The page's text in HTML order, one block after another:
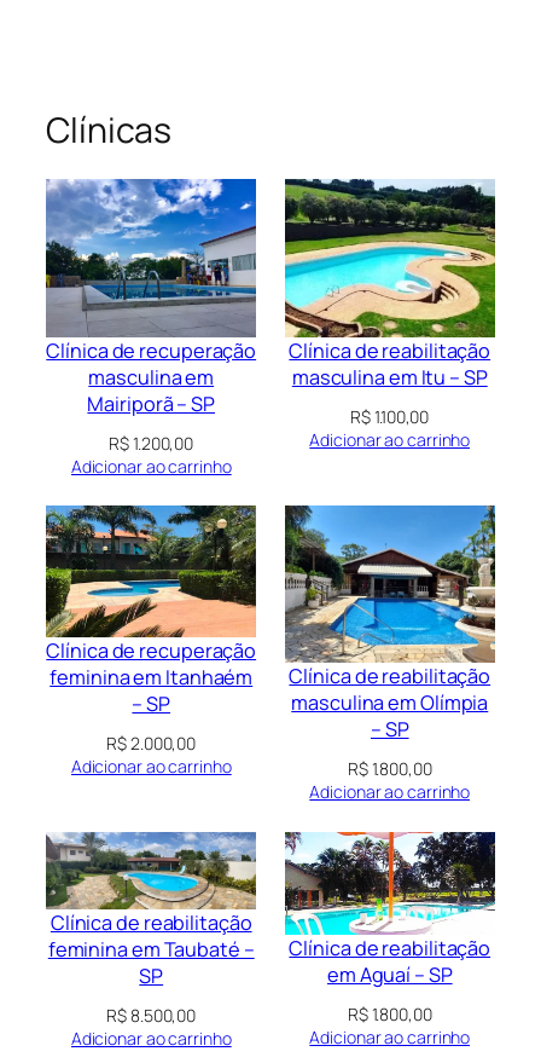
Clínicas
Clínica de recuperação
masculina em
Mairiporã – SP
R$1.200,00
Adicionar ao carrinho
Clínica de reabilitação
masculina em Itu – SP
R$1.100,00
Adicionar ao carrinho
Clínica de recuperação
feminina em Itanhaém
– SP
R$2.000,00
Adicionar ao carrinho
Clínica de reabilitação
masculina em Olímpia
– SP
R$1.800,00
Adicionar ao carrinho
Clínica de reabilitação
feminina em Taubaté –
SP
R$8.500,00
Adicionar ao carrinho
Clínica de reabilitação
em Aguaí – SP
R$1.800,00
Adicionar ao carrinho